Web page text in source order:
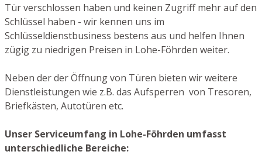
Tür verschlossen haben und keinen Zugriff mehr auf den
Schlüssel haben - wir kennen uns im
Schlüsseldienstbusiness bestens aus und helfen Ihnen
zügig zu niedrigen Preisen in Lohe-Föhrden weiter.
Neben der der Öffnung von Türen bieten wir weitere
Dienstleistungen wie z.B. das Aufsperren von Tresoren,
Briefkästen, Autotüren etc.
Unser Serviceumfang in Lohe-Föhrden umfasst
unterschiedliche Bereiche: